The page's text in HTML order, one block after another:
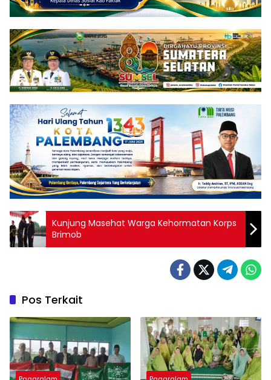
Kunjung Masehat Warga Kehormatan Korps
Brimob
Pos Terkait